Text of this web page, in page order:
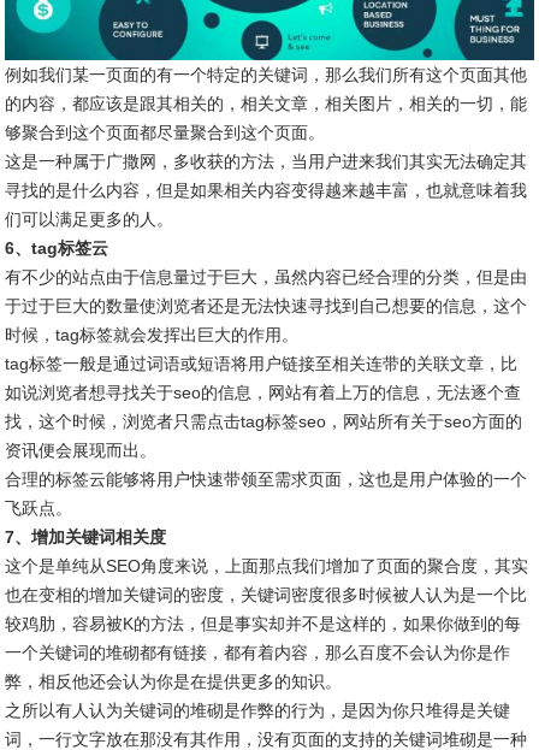
例如我们某一页面的有一个特定的关键词，那么我们所有这个页面其他
的内容，都应该是跟其相关的，相关文章，相关图片，相关的一切，能
够聚合到这个页面都尽量聚合到这个页面。
这是一种属于广撒网，多收获的方法，当用户进来我们其实无法确定其
寻找的是什么内容，但是如果相关内容变得越来越丰富，也就意味着我
们可以满足更多的人。
6、tag标签云
有不少的站点由于信息量过于巨大，虽然内容已经合理的分类，但是由
于过于巨大的数量使浏览者还是无法快速寻找到自己想要的信息，这个
时候，tag标签就会发挥出巨大的作用。
tag标签一般是通过词语或短语将用户链接至相关连带的关联文章，比
如说浏览者想寻找关于seo的信息，网站有着上万的信息，无法逐个查
找，这个时候，浏览者只需点击tag标签seo，网站所有关于seo方面的
资讯便会展现而出。
合理的标签云能够将用户快速带领至需求页面，这也是用户体验的一个
飞跃点。
7、增加关键词相关度
这个是单纯从SEO角度来说，上面那点我们增加了页面的聚合度，其实
也在变相的增加关键词的密度，关键词密度很多时候被人认为是一个比
较鸡肋，容易被K的方法，但是事实却并不是这样的，如果你做到的每
一个关键词的堆砌都有链接，都有着内容，那么百度不会认为你是作
弊，相反他还会认为你是在提供更多的知识。
之所以有人认为关键词的堆砌是作弊的行为，是因为你只堆得是关键
词，一行文字放在那没有其作用，没有页面的支持的关键词堆砌是一种